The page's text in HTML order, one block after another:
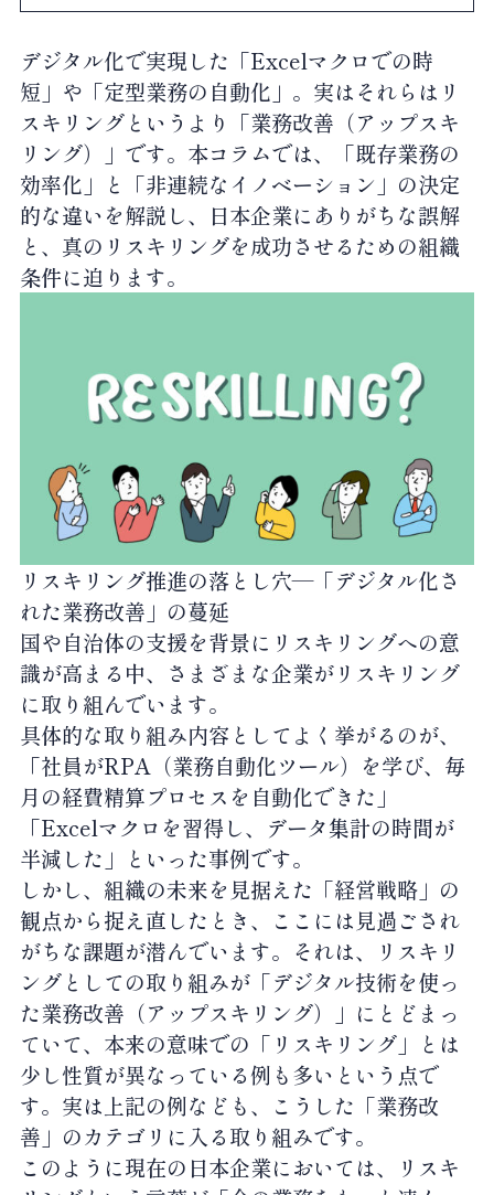
デジタル化で実現した「Excelマクロでの時
短」や「定型業務の自動化」。実はそれらはリ
スキリングというより「業務改善（アップスキ
リング）」です。本コラムでは、「既存業務の
効率化」と「非連続なイノベーション」の決定
的な違いを解説し、日本企業にありがちな誤解
と、真のリスキリングを成功させるための組織
条件に迫ります。
リスキリング推進の落とし穴—「デジタル化さ
れた業務改善」の蔓延
国や自治体の支援を背景にリスキリングへの意
識が高まる中、さまざまな企業がリスキリング
に取り組んでいます。
具体的な取り組み内容としてよく挙がるのが、
「社員がRPA（業務自動化ツール）を学び、毎
月の経費精算プロセスを自動化できた」
「Excelマクロを習得し、データ集計の時間が
半減した」といった事例です。
しかし、組織の未来を見据えた「経営戦略」の
観点から捉え直したとき、ここには見過ごされ
がちな課題が潜んでいます。それは、リスキリ
ングとしての取り組みが「デジタル技術を使っ
た業務改善（アップスキリング）」にとどまっ
ていて、本来の意味での「リスキリング」とは
少し性質が異なっている例も多いという点で
す。実は上記の例なども、こうした「業務改
善」のカテゴリに入る取り組みです。
このように現在の日本企業においては、リスキ